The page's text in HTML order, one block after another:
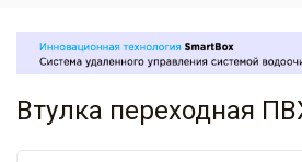
Втулка переходная